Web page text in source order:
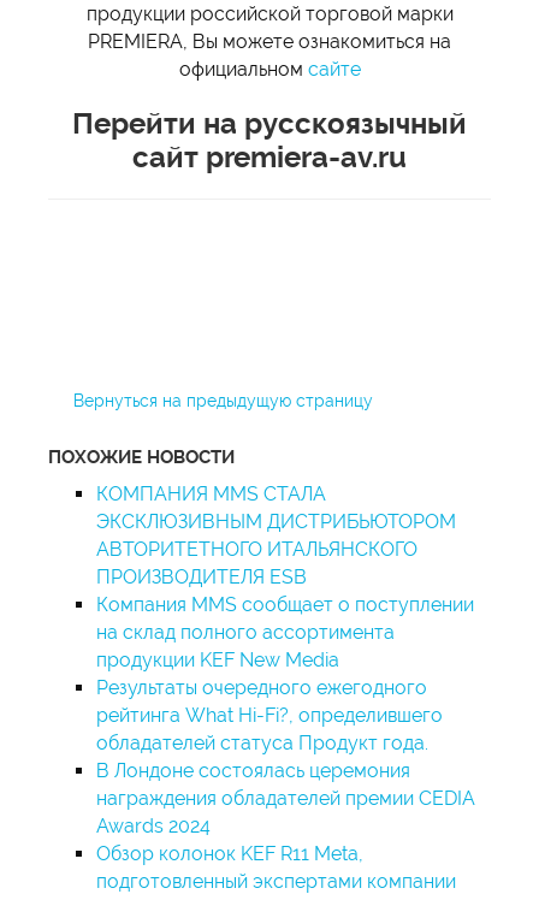
продукции российской торговой марки
PREMIERA, Вы можете ознакомиться на
официальном сайте
Перейти на русскоязычный
сайт premiera-av.ru
Вернуться на предыдущую страницу
ПОХОЖИЕ НОВОСТИ
КОМПАНИЯ MMS СТАЛА
ЭКСКЛЮЗИВНЫМ ДИСТРИБЬЮТОРОМ
АВТОРИТЕТНОГО ИТАЛЬЯНСКОГО
ПРОИЗВОДИТЕЛЯ ESB
Компания MMS сообщает о поступлении
на склад полного ассортимента
продукции KEF New Media
Результаты очередного ежегодного
рейтинга What Hi-Fi?, определившего
обладателей статуса Продукт года.
В Лондоне состоялась церемония
награждения обладателей премии CEDIA
Awards 2024
Обзор колонок KEF R11 Meta,
подготовленный экспертами компании